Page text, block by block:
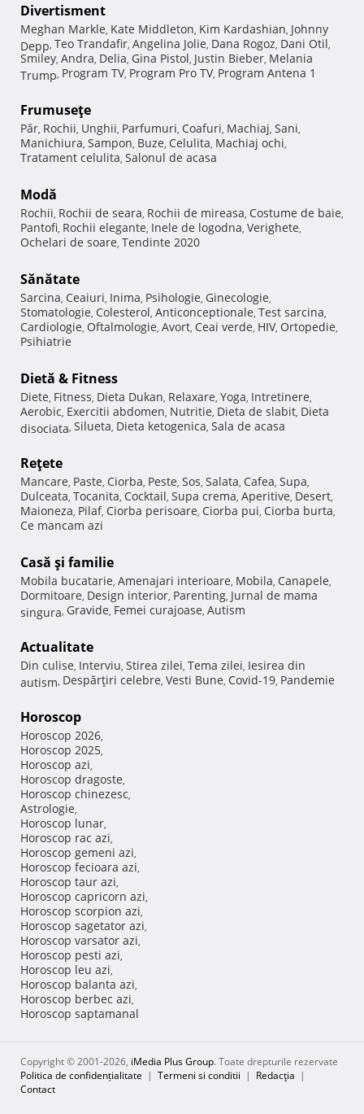
Divertisment
Meghan Markle, Kate Middleton, Kim Kardashian, Johnny
Depp, Teo Trandafir, Angelina Jolie, Dana Rogoz, Dani Otil,
Smiley, Andra, Delia, Gina Pistol, Justin Bieber, Melania
Trump, Program TV, Program Pro TV, Program Antena 1
Frumuseţe
Păr, Rochii, Unghii, Parfumuri, Coafuri, Machiaj, Sani,
Manichiura, Sampon, Buze, Celulita, Machiaj ochi,
Tratament celulita, Salonul de acasa
Modă
Rochii, Rochii de seara, Rochii de mireasa, Costume de baie,
Pantofi, Rochii elegante, Inele de logodna, Verighete,
Ochelari de soare, Tendinte 2020
Sănătate
Sarcina, Ceaiuri, Inima, Psihologie, Ginecologie,
Stomatologie, Colesterol, Anticonceptionale, Test sarcina,
Cardiologie, Oftalmologie, Avort, Ceai verde, HIV, Ortopedie,
Psihiatrie
Dietă & Fitness
Diete, Fitness, Dieta Dukan, Relaxare, Yoga, Intretinere,
Aerobic, Exercitii abdomen, Nutritie, Dieta de slabit, Dieta
disociata, Silueta, Dieta ketogenica, Sala de acasa
Reţete
Mancare, Paste, Ciorba, Peste, Sos, Salata, Cafea, Supa,
Dulceata, Tocanita, Cocktail, Supa crema, Aperitive, Desert,
Maioneza, Pilaf, Ciorba perisoare, Ciorba pui, Ciorba burta,
Ce mancam azi
Casă şi familie
Mobila bucatarie, Amenajari interioare, Mobila, Canapele,
Dormitoare, Design interior, Parenting, Jurnal de mama
singura, Gravide, Femei curajoase, Autism
Actualitate
Din culise, Interviu, Stirea zilei, Tema zilei, Iesirea din
autism, Despărţiri celebre, Vesti Bune, Covid-19, Pandemie
Horoscop
Horoscop 2026,
Horoscop 2025,
Horoscop azi,
Horoscop dragoste,
Horoscop chinezesc,
Astrologie,
Horoscop lunar,
Horoscop rac azi,
Horoscop gemeni azi,
Horoscop fecioara azi,
Horoscop taur azi,
Horoscop capricorn azi,
Horoscop scorpion azi,
Horoscop sagetator azi,
Horoscop varsator azi,
Horoscop pesti azi,
Horoscop leu azi,
Horoscop balanta azi,
Horoscop berbec azi,
Horoscop saptamanal
Copyright © 2001-2026, iMedia Plus Group. Toate drepturile rezervate
Politica de confidențialitate | Termeni si conditii | Redacţia |
Contact